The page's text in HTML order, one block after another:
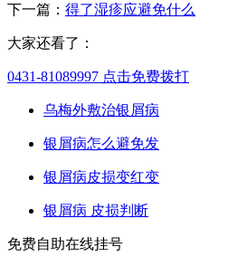
下一篇： 得了湿疹应避免什么
大家还看了：
0431-81089997 点击免费拨打
乌梅外敷治银屑病
银屑病怎么避免发
银屑病皮损变红变
银屑病 皮损判断
免费自助在线挂号